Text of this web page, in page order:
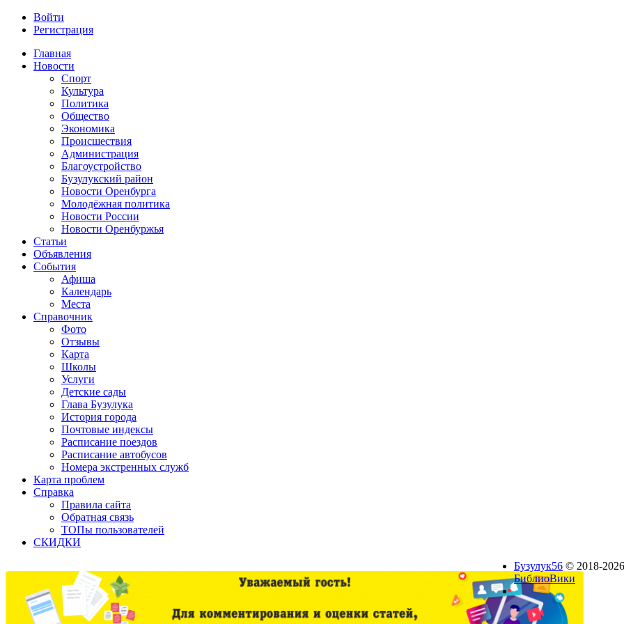
Войти
Регистрация
Главная
Новости
Спорт
Культура
Политика
Общество
Экономика
Происшествия
Администрация
Благоустройство
Бузулукский район
Новости Оренбурга
Молодёжная политика
Новости России
Новости Оренбуржья
Статьи
Объявления
События
Афиша
Календарь
Места
Справочник
Фото
Отзывы
Карта
Школы
Услуги
Детские сады
Глава Бузулука
История города
Почтовые индексы
Расписание поездов
Расписание автобусов
Номера экстренных служб
Карта проблем
Справка
Правила сайта
Обратная связь
ТОПы пользователей
СКИДКИ
Бузулук56 © 2018-
БиблиоВики